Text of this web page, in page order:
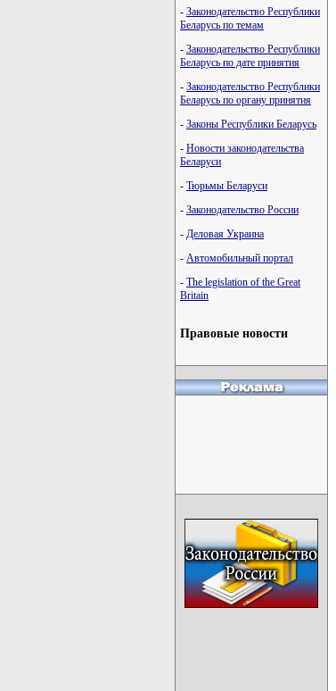
- Законодательство Республики
Беларусь по темам
- Законодательство Республики
Беларусь по дате принятия
- Законодательство Республики
Беларусь по органу принятия
- Законы Республики Беларусь
- Новости законодательства
Беларуси
- Тюрьмы Беларуси
- Законодательство России
- Деловая Украина
- Автомобильный портал
- The legislation of the Great
Britain
Правовые новости